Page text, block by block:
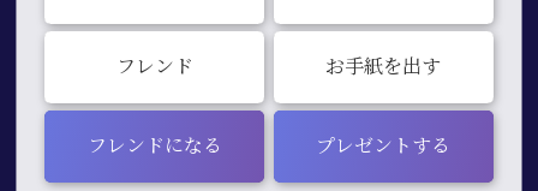
フレンド お手紙を出す
フレンドになる プレゼントする